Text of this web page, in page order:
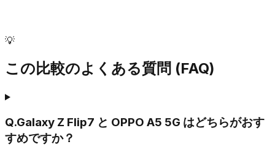
💡
この比較のよくある質問 (FAQ)
Q.Galaxy Z Flip7 と OPPO A5 5G はどちらがおす
すめですか？